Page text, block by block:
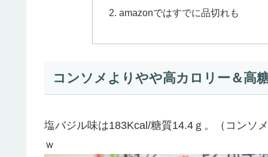
amazonではすでに品切れも
コンソメよりやや高カロリー＆高
塩バジル味は183Kcal/糖質14.4ｇ。（コンソ
ｗ